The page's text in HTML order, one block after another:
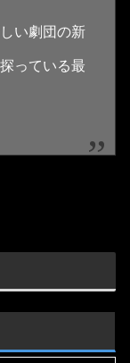
い劇団の新
っている最